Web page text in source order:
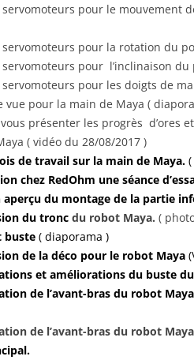
pour le mouvement
pour la rotation du
pour l’inclinaison
pour les doigts de
vue pour la main de Maya (
présenter les progrès d’ores
( vidéo du 28/08/2017 )
de travail sur la main de Maya.
chez RedOhm une séance
aperçu du montage de la partie
du tronc du robot Maya. (
buste ( diaporama )
de la déco pour le robot Maya (
et améliorations du buste
de l’avant-bras du robot Maya
de l’avant-bras du robot